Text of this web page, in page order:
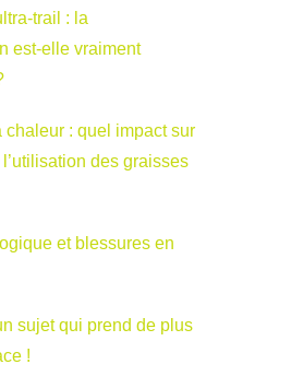
trail : la
est-elle vraiment
chaleur : quel impact sur
l’utilisation des graisses
et blessures en
sujet qui prend de plus
!